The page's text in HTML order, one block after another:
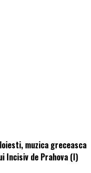
muzica greceasca
de Prahova (I)